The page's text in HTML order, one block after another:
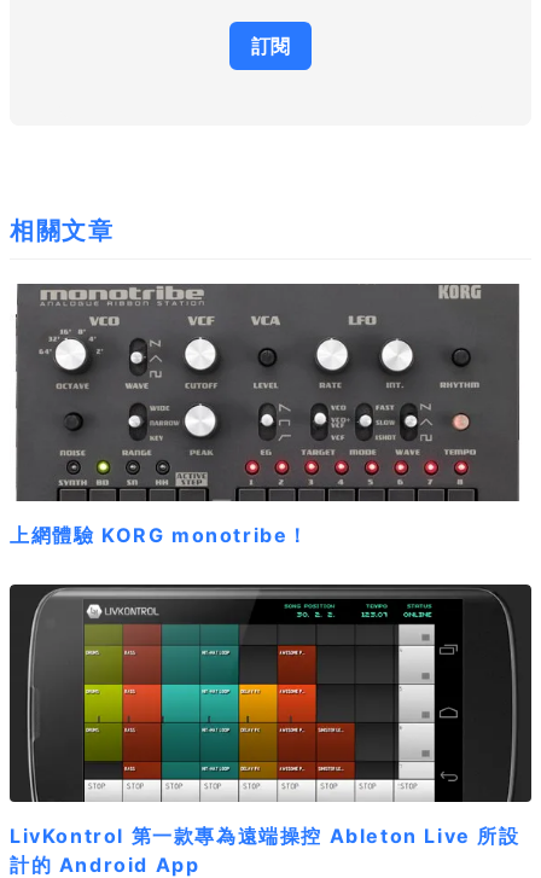
相關文章
上網體驗 KORG monotribe！
LivKontrol 第一款專為遠端操控 Ableton Live 所設
計的 Android App